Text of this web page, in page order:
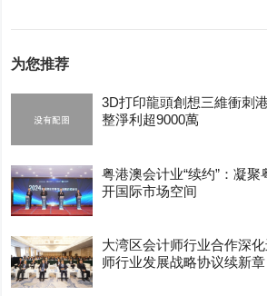
为您推荐
3D打印龍頭創想三維衝刺
整淨利超9000萬
粤港澳会计业“续约”：凝
开国际市场空间
大湾区会计师行业合作深
师行业发展战略协议续新章